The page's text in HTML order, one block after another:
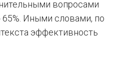
вопросами
65%. Иными словами, по
эффективность